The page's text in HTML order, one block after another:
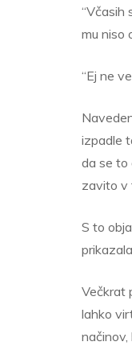
“Včasih
mu niso
“Ej ne
izpadle
da se to
zavito v
S to
Večkrat
lahko